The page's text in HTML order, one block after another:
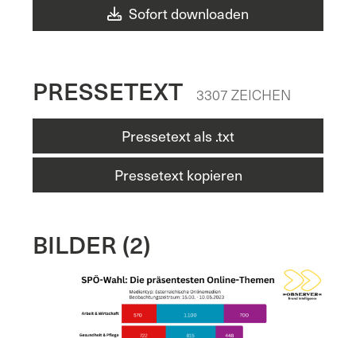
Sofort downloaden
PRESSETEXT
3307 ZEICHEN
Pressetext als .txt
Pressetext kopieren
BILDER (2)